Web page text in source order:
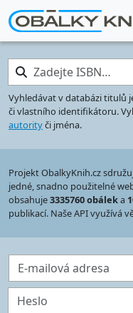
Zadejte ISBN…
Vyhledávat v databázi titulů
či vlastního identifikátoru.
autorityči jména.
Projekt ObalkyKnih.cz
jedné, snadno použitelné
obsahuje3335760 obáleka
publikací. Naše API využívá
E-mailová adresa
Heslo